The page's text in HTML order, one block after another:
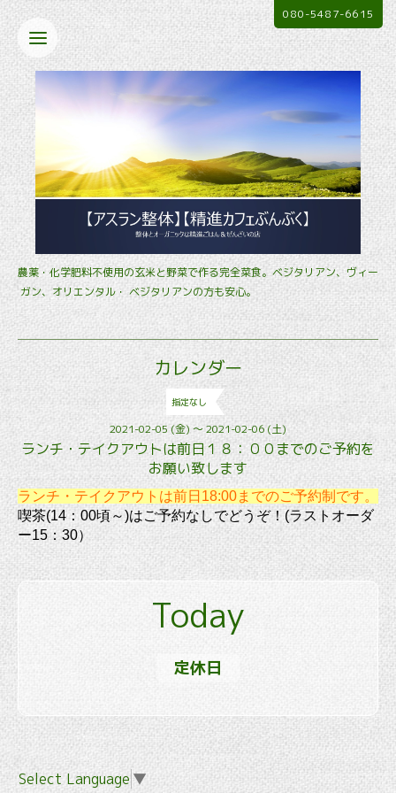
農薬・化学肥料不使用の玄米と野菜で作る完全菜食。ベジタリアン、ヴィー
ガン、オリエンタル・ ベジタリアンの方も安心。
080-5487-6615
カレンダー
指定なし
2021-02-05 (金) ～ 2021-02-06 (土)
ランチ・テイクアウトは前日１８：００までのご予約を
お願い致します
ランチ・テイクアウトは前日18:00までのご予約制です。
喫茶(14：00頃～)はご予約なしでどうぞ！(ラストオーダ
ー15：30）
Today
定休日
Select Language ▼